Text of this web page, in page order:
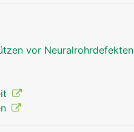
vor Neuralrohrdefekten